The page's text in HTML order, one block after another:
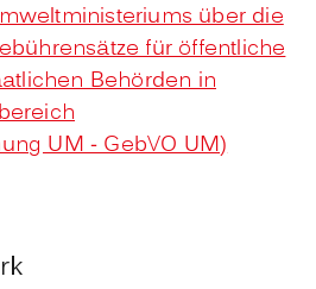
über die
für öffentliche
Behörden in
UM - GebVO UM)